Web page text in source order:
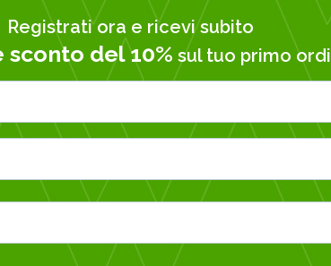
Registrati ora e ricevi subito
sconto del 10% sul tuo primo